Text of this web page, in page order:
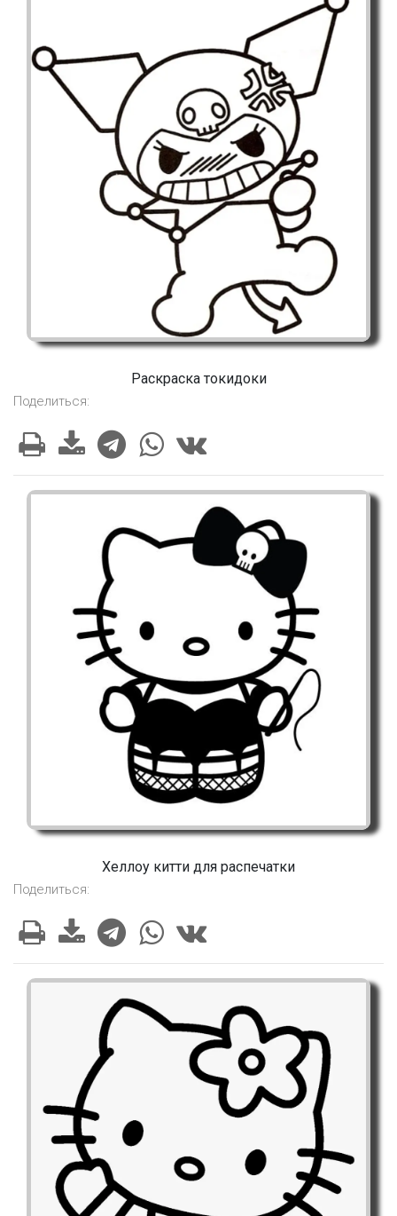
Раскраска токидоки
Поделиться:
Хеллоу китти для распечатки
Поделиться: